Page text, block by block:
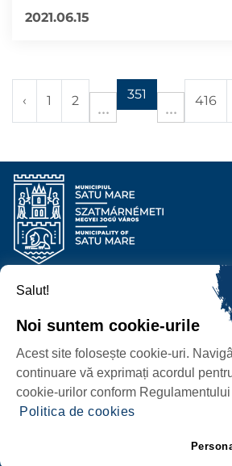
2021.06.15
‹ 1 2 351 416
PROTECȚIA DATELOR
PRIMĂRIA
P-ȚA 25 OCTOMBRIE, NR. 1 CORP M,
Salut!
Noi suntem cookie-urile
Acest site folosește cookie-uri.
continuare vă exprimați acordul
cookie-urilor conform
Politica de cookies